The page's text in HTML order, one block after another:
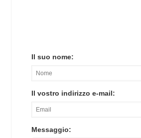
Il suo nome:
Il vostro indirizzo e-mail:
Messaggio: